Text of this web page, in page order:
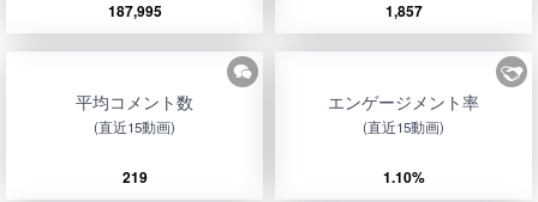
187,995 1,857
平均コメント数
(直近15動画)
219
エンゲージメント率
(直近15動画)
1.10%